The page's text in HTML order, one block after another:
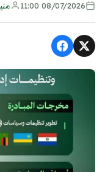
08/07/2026 11:00